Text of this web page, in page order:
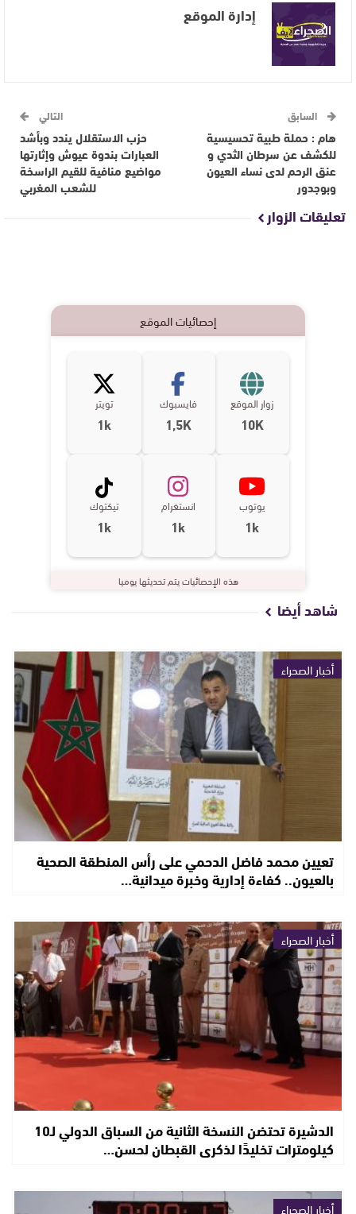
إدارة الموقع
السابق
هام : حملة طبية تحسيسية
للكشف عن سرطان الثدي و
عنق الرحم لدى نساء العيون
وبوجدور
التالي
حزب الاستقلال يندد وبأشد
العبارات بندوة عيوش وإثارتها
مواضيع منافية للقيم الراسخة
للشعب المغربي
تعليقات الزوار
إحصائيات الموقع
زوار الموقع
10K
فايسبوك
1,5K
تويتر
1k
يوتوب
1k
انستغرام
1k
تيكتوك
1k
هذه الإحصائيات يتم تحديثها يوميا
شاهد أيضا
أخبار الصحراء
تعيين محمد فاضل الدحمي على رأس المنطقة الصحية
بالعيون.. كفاءة إدارية وخبرة ميدانية…
أخبار الصحراء
الدشيرة تحتضن النسخة الثانية من السباق الدولي لـ10
كيلومترات تخليدًا لذكرى القبطان لحسن…
أخبار الصحراء